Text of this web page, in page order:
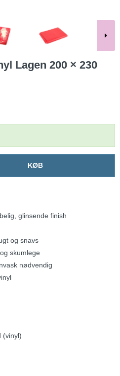
Lagen 200 × 230
KØB
glinsende finish
og snavs
skumlege
nødvendig
(vinyl)